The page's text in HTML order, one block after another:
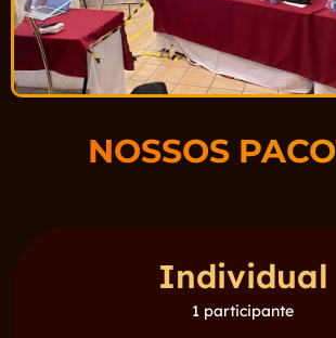
NOSSOS
Individual
1 participante